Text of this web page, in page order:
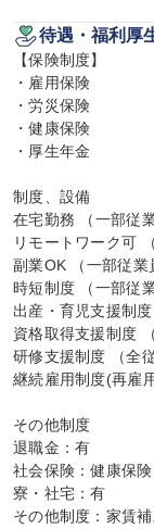
待遇・福利厚
【保険制度】
・雇用保険
・労災保険
・健康保険
・厚生年金
制度、設備
在宅勤務 （一部従
リモートワーク可
副業OK （一部従業
時短制度 （一部従
出産・育児支援制
資格取得支援制度
研修支援制度 （全
継続雇用制度(再雇
その他制度
退職金：有
社会保険：健康保
寮・社宅：有
その他制度：家賃